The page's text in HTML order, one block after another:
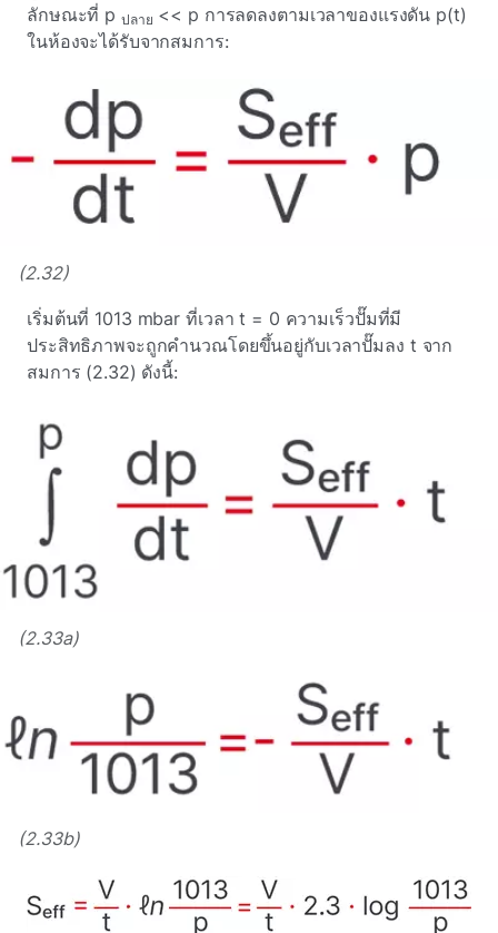
ลักษณะที่ p ปลาย << p การลดลงตามเวลาของแรงดัน p(t)
ในห้องจะได้รับจากสมการ:
(2.32)
เริ่มต้นที่ 1013 mbar ที่เวลา t = 0 ความเร็วปั๊มที่มี
ประสิทธิภาพจะถูกคํานวณโดยขึ้นอยู่กับเวลาปั๊มลง t จาก
สมการ (2.32) ดังนี้:
(2.33a)
(2.33b)